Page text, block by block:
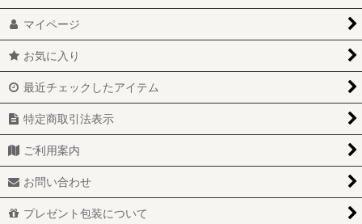
マイページ
お気に入り
最近チェックしたアイテム
特定商取引法表示
ご利用案内
お問い合わせ
プレゼント包装について